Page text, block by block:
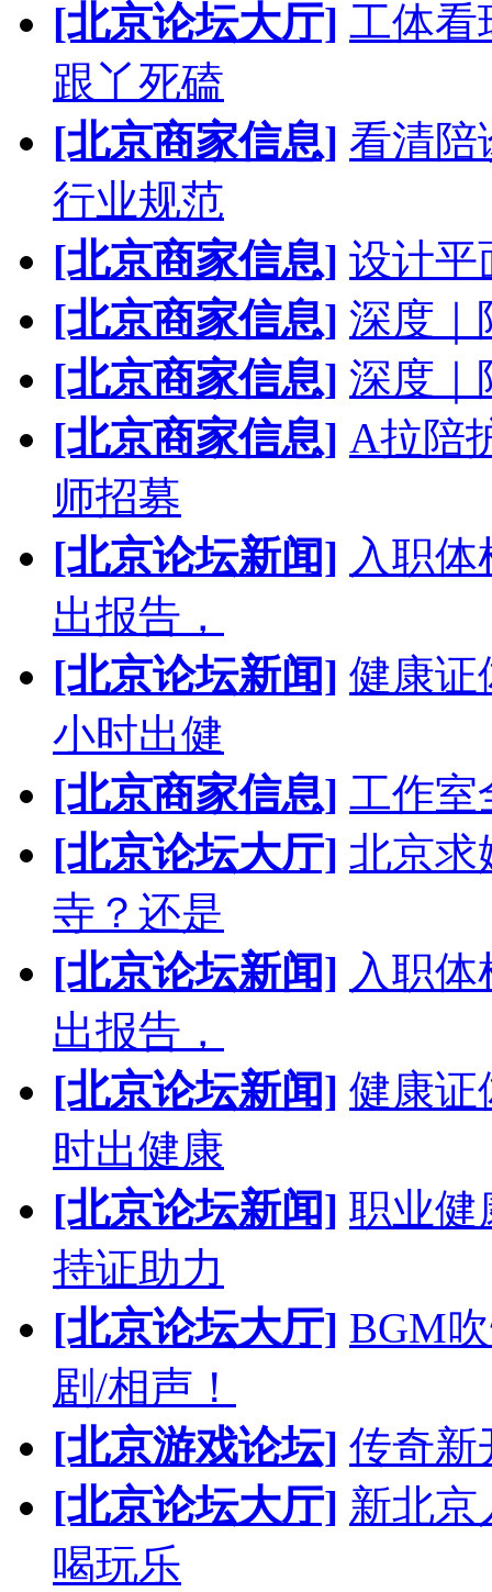
[北京论坛大厅] 工体看
跟丫死磕
[北京商家信息] 看清陪
行业规范
[北京商家信息] 设计平
[北京商家信息] 深度｜
[北京商家信息] 深度｜
[北京商家信息] A拉陪
师招募
[北京论坛新闻] 入职
出报告，
[北京论坛新闻] 健康证
小时出健
[北京商家信息] 工作室
[北京论坛大厅] 北京求
寺？还是
[北京论坛新闻] 入职
出报告，
[北京论坛新闻] 健康证
时出健康
[北京论坛新闻] 职业健
持证助力
[北京论坛大厅] BGM
剧/相声！
[北京游戏论坛] 传奇新
[北京论坛大厅] 新北京
喝玩乐